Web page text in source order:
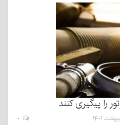
را پیگیری کنند